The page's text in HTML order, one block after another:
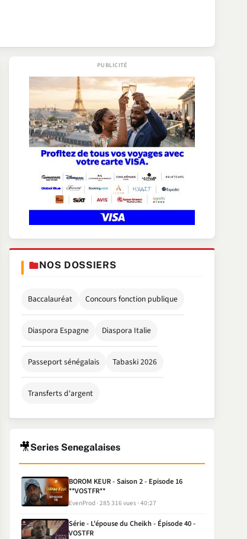
NOS DOSSIERS
Baccalauréat Concours fonction publique
Diaspora Espagne Diaspora Italie
Passeport sénégalais Tabaski 2026
Transferts d'argent
🎥Series Senegalaises
BOROM KEUR - Saison 2 - Episode 16
**VOSTFR**
EvenProd 285 316 vues 40:27
Série - L'épouse du Cheikh - Épisode 40 -
VOSTFR